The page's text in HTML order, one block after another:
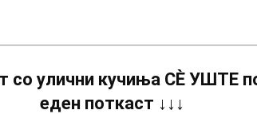
со улични кучиња СÈ УШТЕ
еден поткаст ↓↓↓